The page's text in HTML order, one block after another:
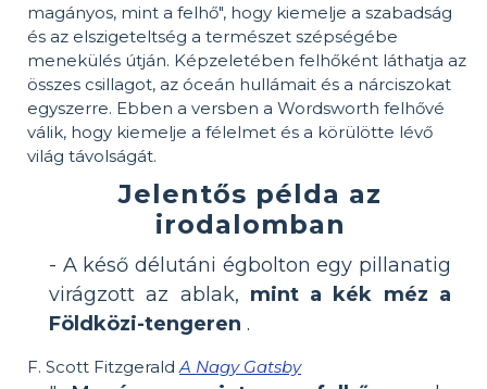
magányos, mint a felhő", hogy kiemelje a szabadság
és az elszigeteltség a természet szépségébe
menekülés útján. Képzeletében felhőként láthatja az
összes csillagot, az óceán hullámait és a nárciszokat
egyszerre. Ebben a versben a Wordsworth felhővé
válik, hogy kiemelje a félelmet és a körülötte lévő
világ távolságát.
Jelentős példa az
irodalomban
- A késő délutáni égbolton egy pillanatig
virágzott az ablak, mint a kék méz a
Földközi-tengeren .
F. Scott FitzgeraldA Nagy Gatsby